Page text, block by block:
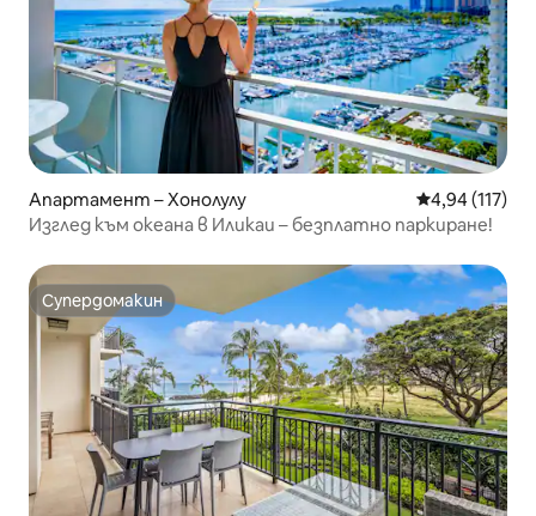
Апартамент – Хонолулу Средна
4,94 (117)
Изглед към океана в Иликаи – безплатно паркиране!
Супердомакин
Супердомакин